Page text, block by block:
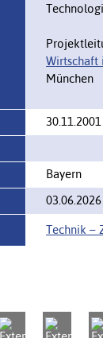
Wirtschaft
München
30.11.2001
Bayern
03.06.2026
Technik –